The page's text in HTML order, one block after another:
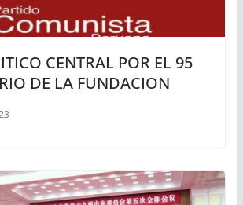
CENTRAL POR EL 95
DE LA FUNDACION